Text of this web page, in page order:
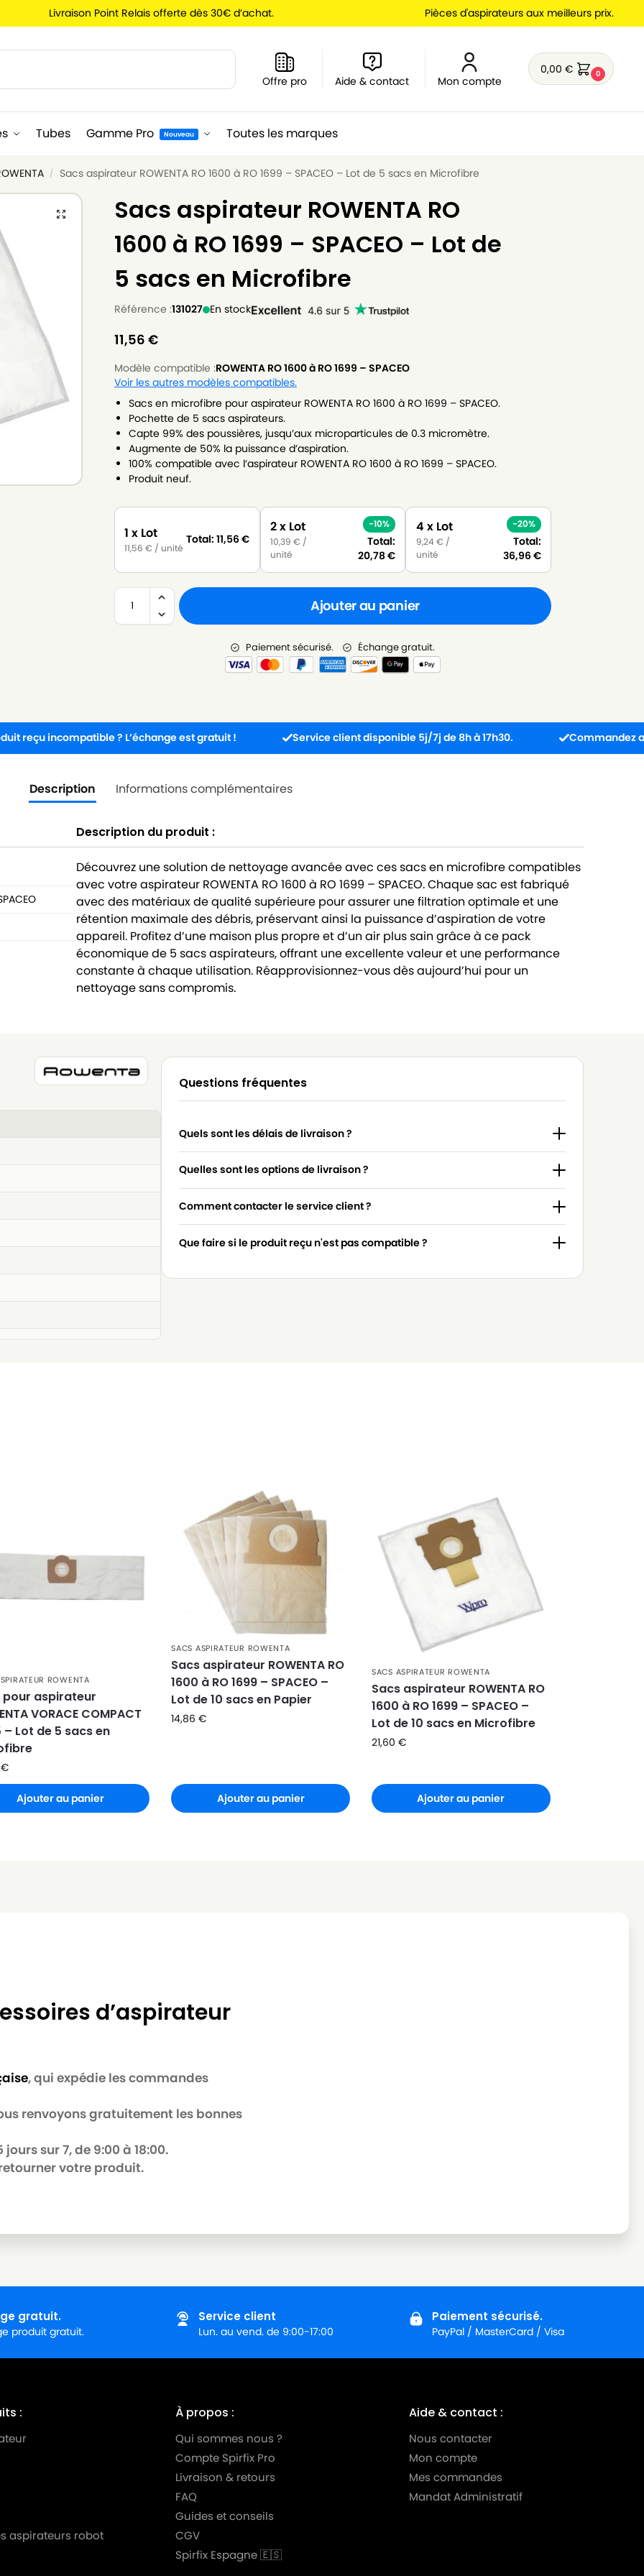
Livraison Point Relais offerte dès 30€ d’achat. Pièces d'aspirateurs aux meilleurs prix.
Offre pro Aide & contact Mon compte
0,00€ 0
Tubes Gamme Pro Nouveau Toutes les marques
/ Sacs aspirateur ROWENTA RO 1600 à RO 1699 – SPACEO – Lot de 5 sacs en Microfibre
Sacs aspirateur ROWENTA RO
1600 à RO 1699 – SPACEO – Lot de
5 sacs en Microfibre
Référence :131027 En stock
11,56 €
Modèle compatible :ROWENTA RO 1600 à RO 1699 – SPACEO
Voir les autres modèles compatibles.
Sacs en microfibre pour aspirateur ROWENTA RO 1600 à RO 1699 – SPACEO.
Pochette de 5 sacs aspirateurs.
Capte 99% des poussières, jusqu’aux microparticules de 0.3 micromètre.
Augmente de 50% la puissance d’aspiration.
100% compatible avec l’aspirateur ROWENTA RO 1600 à RO 1699 – SPACEO.
Produit neuf.
1 x Lot
11,56€ / unité
Total: 11,56€
2 x Lot
10,39€ /
unité
-10%
Total:
20,78€
4 x Lot
9,24€ /
unité
-20%
Total:
36,96€
Ajouter au panier
Paiement sécurisé. Échange gratuit.
incompatible ? L’échange est gratuit ! Service client disponible 5j/7j de 8h à 17h30. Commandez avant
Description Informations complémentaires
Description du produit :
Découvrez une solution de nettoyage avancée avec ces sacs en microfibre compatibles
avec votre aspirateur ROWENTA RO 1600 à RO 1699 – SPACEO. Chaque sac est fabriqué
avec des matériaux de qualité supérieure pour assurer une filtration optimale et une
rétention maximale des débris, préservant ainsi la puissance d’aspiration de votre
appareil. Profitez d’une maison plus propre et d’un air plus sain grâce à ce pack
économique de 5 sacs aspirateurs, offrant une excellente valeur et une performance
constante à chaque utilisation. Réapprovisionnez-vous dès aujourd’hui pour un
nettoyage sans compromis.
Questions fréquentes
Quels sont les délais de livraison ?
Quelles sont les options de livraison ?
Comment contacter le service client ?
Que faire si le produit reçu n'est pas compatible ?
ROWENTA
pour aspirateur
VORACE COMPACT
– Lot de 5 sacs en
€
Ajouter au panier
SACS ASPIRATEUR ROWENTA
Sacs aspirateur ROWENTA RO
1600 à RO 1699 – SPACEO –
Lot de 10 sacs en Papier
14,86€
Ajouter au panier
SACS ASPIRATEUR ROWENTA
Sacs aspirateur ROWENTA RO
1600 à RO 1699 – SPACEO –
Lot de 10 sacs en Microfibre
21,60€
Ajouter au panier
d’aspirateur
, qui expédie les commandes
renvoyons gratuitement les bonnes
sur 7, de 9:00 à 18:00.
votre produit.
gratuit.
produit gratuit.
Service client
Lun. au vend. de 9:00-17:00
Paiement sécurisé.
PayPal / MasterCard / Visa
:
aspirateurs robot
À propos :
Qui sommes nous ?
Compte Spirfix Pro
Livraison & retours
FAQ
Guides et conseils
CGV
Spirfix Espagne 🇪🇸
Aide & contact :
Nous contacter
Mon compte
Mes commandes
Mandat Administratif